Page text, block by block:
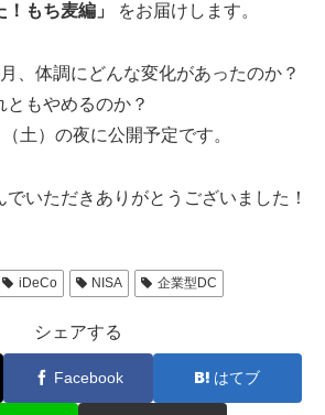
！もち麦編」
をお届けします。
、体調にどんな変化があったのか？
もやめるのか？
土）の夜に公開予定です。
いただきありがとうございました！
iDeCo NISA 企業型DC
シェアする
Facebook はてブ